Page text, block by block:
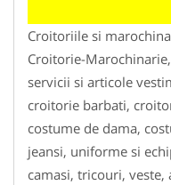
Croitoriile si
Croitorie-
servicii si articole
croitorie barbati,
costume de dama,
jeansi, uniforme si
camasi, tricouri,